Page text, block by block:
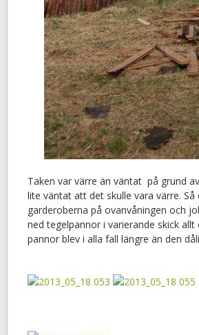
Taken var värre än väntat på grund
lite väntat att det skulle vara värre.
garderoberna på ovanvåningen och
ned tegelpannor i varierande skick
pannor blev i alla fall längre än den